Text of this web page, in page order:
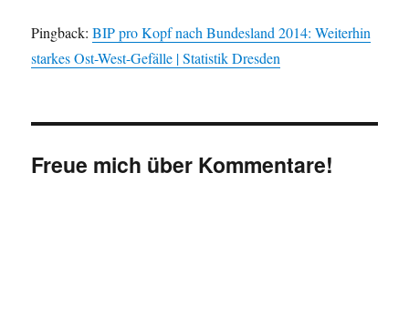
Pingback:BIP pro Kopf nach Bundesland 2014: Weiterhin
starkes Ost-West-Gefälle | Statistik Dresden
Freue mich über Kommentare!